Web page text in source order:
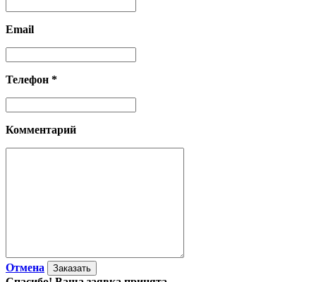
Email
Телефон *
Комментарий
Отмена